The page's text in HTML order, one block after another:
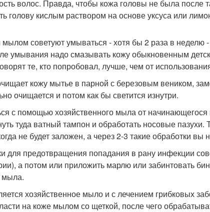
волос. Правда, чтобы кожа головы не была после
голову кислым раствором на основе уксуса или
советуют умываться - хотя бы 2 раза в неделю
умывания надо смазывать кожу обыкновенным
те, кто попробовал, лучше, чем от
кожу мытье в парной с березовым веником,
очищается и потом как бы светится изнутри.
с помощью хозяйственного мыла от
туда ватный тампон и обработать носовые
не будет заложен, а через 2-3 такие обработки вы
для предотвращения попадания в рану инфекции
а потом или приложить марлю или забинтовать
мыла.
хозяйственное мыло и с лечением грибковых
на коже мылом со щеткой, после чего